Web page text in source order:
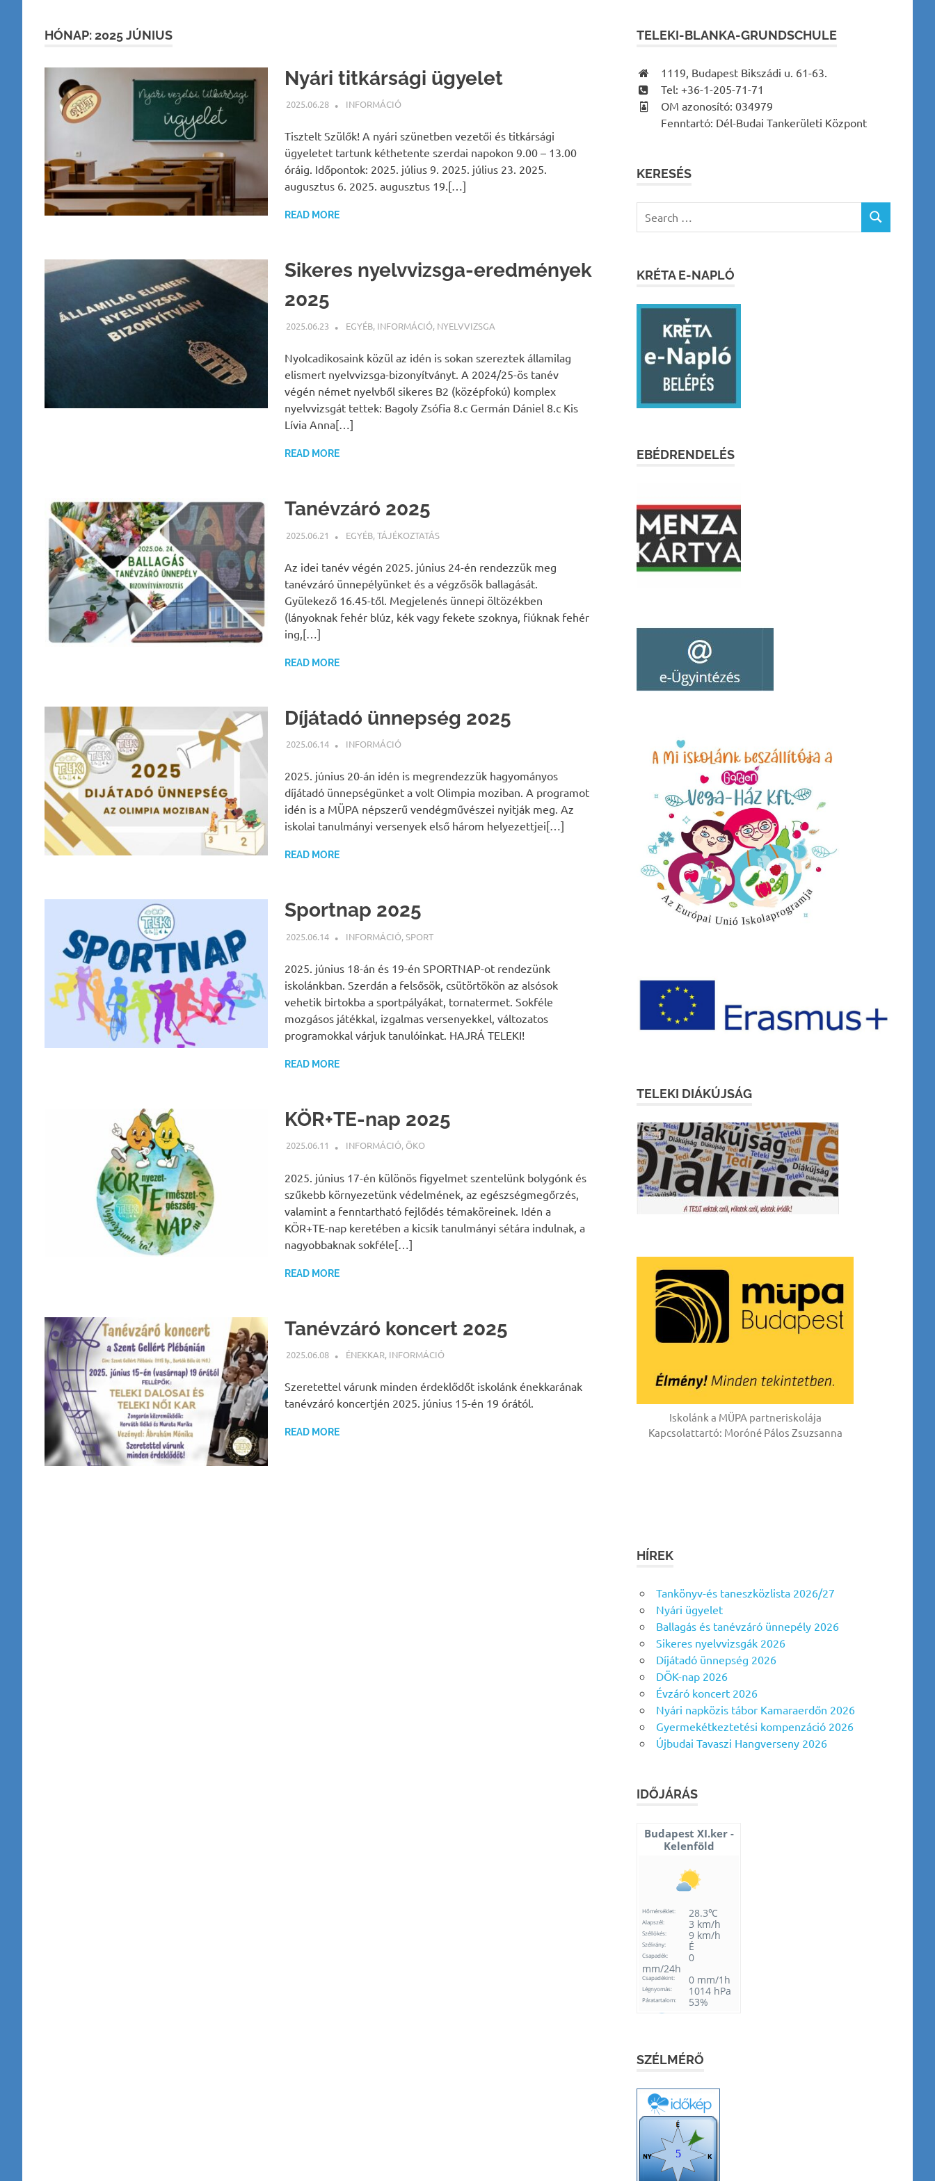
HÓNAP:2025 JÚNIUS
Nyári titkársági ügyelet
2025.06.28 BÁRTFAI JUDIT
INFORMÁCIÓ
Tisztelt Szülők! A nyári szünetben vezetői és titkársági
ügyeletet tartunk kéthetente szerdai napokon 9.00 – 13.00
óráig. Időpontok: 2025. július 9. 2025. július 23. 2025.
augusztus 6. 2025. augusztus 19.[…]
READ MORE
Sikeres nyelvvizsga-eredmények
2025
2025.06.23 BÁRTFAI JUDIT
EGYÉB, INFORMÁCIÓ, NYELVVIZSGA
Nyolcadikosaink közül az idén is sokan szereztek államilag
elismert nyelvvizsga-bizonyítványt. A 2024/25-ös tanév
végén német nyelvből sikeres B2 (középfokú) komplex
nyelvvizsgát tettek: Bagoly Zsófia 8.c Germán Dániel 8.c Kis
Lívia Anna[…]
READ MORE
Tanévzáró 2025
2025.06.21 BÁRTFAI JUDIT
EGYÉB,TÁJÉKOZTATÁS
Az idei tanév végén 2025. június 24-én rendezzük meg
tanévzáró ünnepélyünket és a végzősök ballagását.
Gyülekező 16.45-től. Megjelenés ünnepi öltözékben
(lányoknak fehér blúz, kék vagy fekete szoknya, fiúknak fehér
ing,[…]
READ MORE
Díjátadó ünnepség 2025
2025.06.14 BÁRTFAI JUDIT
INFORMÁCIÓ
2025. június 20-án idén is megrendezzük hagyományos
díjátadó ünnepségünket a volt Olimpia moziban. A programot
idén is a MÜPA népszerű vendégművészei nyitják meg. Az
iskolai tanulmányi versenyek első három helyezettjei[…]
READ MORE
Sportnap 2025
2025.06.14 BÁRTFAI JUDIT
INFORMÁCIÓ,SPORT
2025. június 18-án és 19-én SPORTNAP-ot rendezünk
iskolánkban. Szerdán a felsősök, csütörtökön az alsósok
vehetik birtokba a sportpályákat, tornatermet. Sokféle
mozgásos játékkal, izgalmas versenyekkel, változatos
programokkal várjuk tanulóinkat. HAJRÁ TELEKI!
READ MORE
KÖR+TE-nap 2025
2025.06.11 BÁRTFAI JUDIT
INFORMÁCIÓ, ÖKO
2025. június 17-én különös figyelmet szentelünk bolygónk és
szűkebb környezetünk védelmének, az egészségmegőrzés,
valamint a fenntartható fejlődés témaköreinek. Idén a
KÖR+TE-nap keretében a kicsik tanulmányi sétára indulnak, a
nagyobbaknak sokféle[…]
READ MORE
Tanévzáró koncert 2025
2025.06.08 BÁRTFAI JUDIT
ÉNEKKAR, INFORMÁCIÓ
Szeretettel várunk minden érdeklődőt iskolánk énekkarának
tanévzáró koncertjén 2025. június 15-én 19 órától.
READ MORE
TELEKI-BLANKA-GRUNDSCHULE
1119, Budapest Bikszádi u. 61-63.
Tel: +36-1-205-71-71
OM azonosító: 034979
Fenntartó: Dél-Budai Tankerületi Központ
KERESÉS
for:
SEARCH
KRÉTA E-NAPLÓ
EBÉDRENDELÉS
TELEKI DIÁKÚJSÁG
Iskolánk a MÜPA partneriskolája
Kapcsolattartó: Moróné Pálos Zsuzsanna
HÍREK
Tankönyv-és taneszközlista 2026/27
Nyári ügyelet
Ballagás és tanévzáró ünnepély 2026
Sikeres nyelvvizsgák 2026
Díjátadó ünnepség 2026
DÖK-nap 2026
Évzáró koncert 2026
Nyári napközis tábor Kamaraerdőn 2026
Gyermekétkeztetési kompenzáció 2026
Újbudai Tavaszi Hangverseny 2026
IDŐJÁRÁS
SZÉLMÉRŐ